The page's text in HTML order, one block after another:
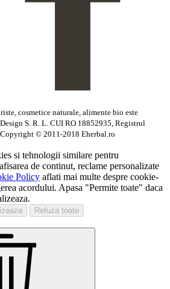
cosmetice naturale, alimente bio este
S. R. L. CUI RO 18852935, Registrul
© 2011-2018 Eherbal.ro
si tehnologii similare pentru
de continut, reclame personalizate
Policy aflati mai multe despre cookie-
acordului. Apasa "Permite toate" daca
Refuza toate